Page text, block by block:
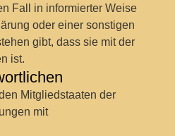
Fall in informierter Weise
oder einer sonstigen
gibt, dass sie mit der
ist.
Mitgliedstaaten der
mit